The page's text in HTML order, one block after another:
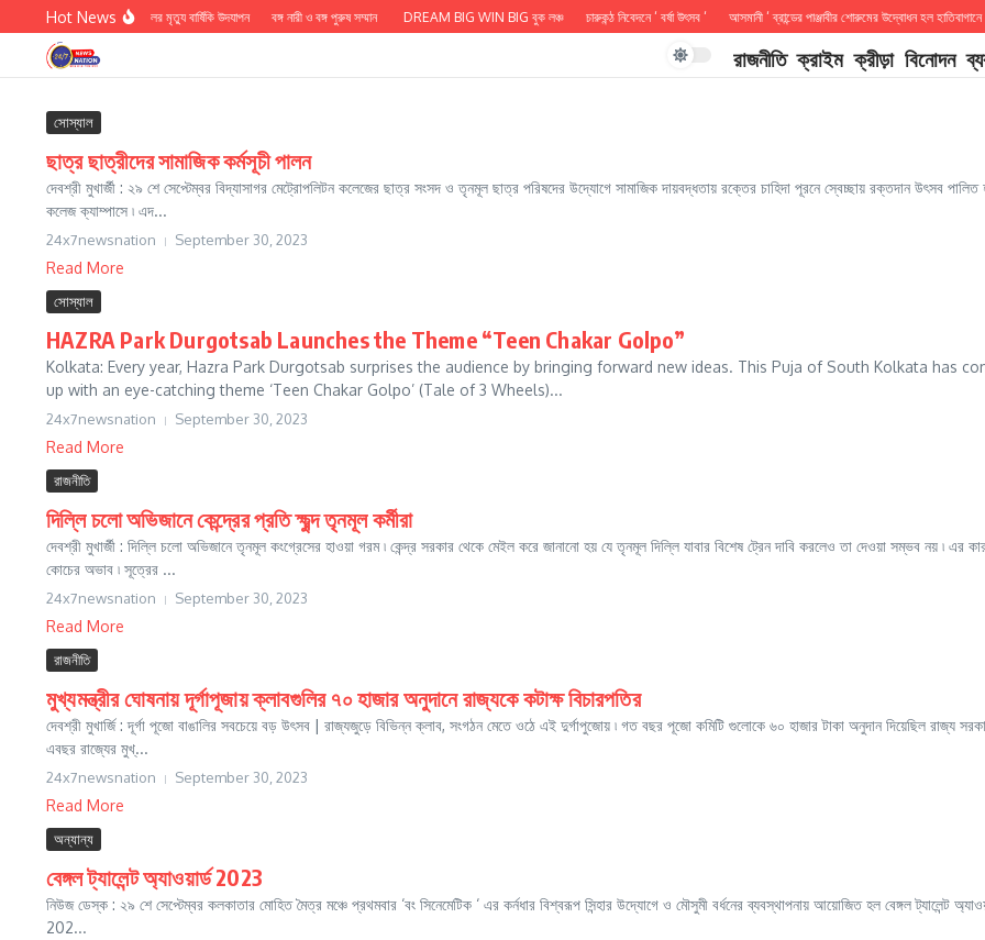
Skip to content
Hot News
ডঃ কাশী প্রসাদ জয়সওয়ালের মৃত্যু বার্ষিকি উদযাপন বঙ্গ নারী ও বঙ্গ পুরুষ সম্মান DREAM BIG WIN BIG বুক লঞ্চ চারুকন্ঠ নিবেদনে ‘ বর্ষা উৎসব ‘ আসমানী ‘ ব্রান্ডের পাঞ্জাবীর শোরুমের উদ্বোধন হল হাতিবাগানে
রাজনীতি ক্রাইম ক্রীড়া বিনোদন
সোস্যাল
ছাত্র ছাত্রীদের সামাজিক কর্মসূচী পালন
দেবশ্রী মুখার্জী : ২৯ শে সেপ্টেম্বর বিদ্যাসাগর মেট্রোপলিটন কলেজের ছাত্র সংসদ ও তৃনমূল ছাত্র পরিষদের উদ্যোগে সামাজিক দায়বদ্ধতায় রক্তের চাহিদা পূরনে স্বেচ্ছায় রক্তদান উৎসব পালিত
কলেজ ক্যাম্পাসে ৷ এদ...
24x7newsnation September 30, 2023
Read More
সোস্যাল
HAZRA Park Durgotsab Launches the Theme “Teen Chakar Golpo”
Kolkata: Every year, Hazra Park Durgotsab surprises the audience by bringing forward new ideas. This Puja of South Kolkata has
up with an eye-catching theme ‘Teen Chakar Golpo’ (Tale of 3 Wheels)...
24x7newsnation September 30, 2023
Read More
রাজনীতি
দিল্লি চলো অভিজানে কেন্দ্রের প্রতি ক্ষুব্দ তৃনমূল কর্মীরা
দেবশ্রী মুখার্জী : দিল্লি চলো অভিজানে তৃনমূল কংগ্রেসের হাওয়া গরম ৷ কেন্দ্র সরকার থেকে মেইল করে জানানো হয় যে তৃনমূল দিল্লি যাবার বিশেষ ট্রেন দাবি করলেও তা দেওয়া সম্ভব নয় ৷ এর
কোচের অভাব ৷ সূত্রের ...
24x7newsnation September 30, 2023
Read More
রাজনীতি
মুখ্যমন্ত্রীর ঘোষনায় দূর্গাপূজায় ক্লাবগুলির ৭০ হাজার অনুদানে রাজ্যকে কটাক্ষ বিচারপতির
দেবশ্রী মুখার্জি : দূর্গা পূজো বাঙালির সবচেয়ে বড় উৎসব | রাজ্যজুড়ে বিভিন্ন ক্লাব, সংগঠন মেতে ওঠে এই দুর্গাপুজোয় ৷ গত বছর পূজো কমিটি গুলোকে ৬০ হাজার টাকা অনুদান দিয়েছিল রাজ্য
এবছর রাজ্যের মুখ্...
24x7newsnation September 30, 2023
Read More
অন্যান্য
বেঙ্গল ট্যালেন্ট অ্যাওয়ার্ড 2023
নিউজ ডেস্ক : ২৯ শে সেপ্টেম্বর কলকাতার মোহিত মৈত্র মঞ্চে প্রথমবার ‘বং সিনেমেটিক ‘ এর কর্নধার বিশ্বরূপ সিন্হার উদ্যোগে ও মৌসুমী বর্ধনের ব্যবস্থাপনায় আয়োজিত হল বেঙ্গল ট্যালেন্ট
202...